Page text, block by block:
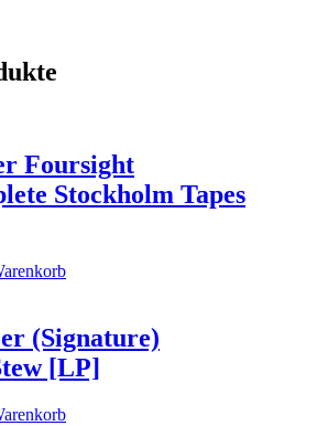
Foursight
Stockholm Tapes
(Signature)
[LP]